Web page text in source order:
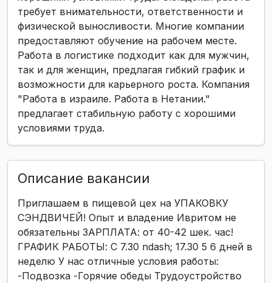
требует внимательности, ответственности и
физической выносливости. Многие компании
предоставляют обучение на рабочем месте.
Работа в логистике подходит как для мужчин,
так и для женщин, предлагая гибкий график и
возможности для карьерного роста. Компания
"Работа в израиле. Работа в Нетании."
предлагает стабильную работу с хорошими
условиями труда.
Описание вакансии
Приглашаем в пищевой цех на УПАКОВКУ
СЭНДВИЧЕЙ! Опыт и владение Ивритом не
обязательны ЗАРПЛАТА: от 40-42 шек. час!
ГРАФИК РАБОТЫ: С 7.30 ndash; 17.30 5 6 дней в
неделю У нас отличные условия работы:
-Подвозка -Горячие обеды Трудоустройство